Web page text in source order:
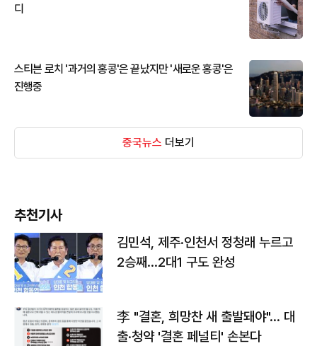
디
스티븐 로치 '과거의 홍콩'은 끝났지만 '새로운 홍콩'은
진행중
중국뉴스 더보기
추천기사
김민석, 제주·인천서 정청래 누르고
2승째…2대1 구도 완성
李 "결혼, 희망찬 새 출발돼야"… 대
출·청약 '결혼 페널티' 손본다